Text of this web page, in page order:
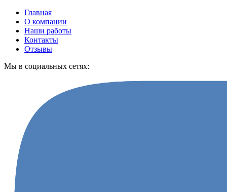
Главная
О компании
Наши работы
Контакты
Отзывы
Мы в социальных сетях: